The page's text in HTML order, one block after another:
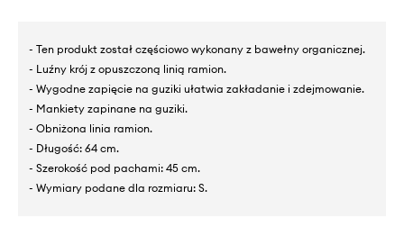
- Ten produkt został częściowo wykonany z bawełny organicznej.
- Luźny krój z opuszczoną linią ramion.
- Wygodne zapięcie na guziki ułatwia zakładanie i zdejmowanie.
- Mankiety zapinane na guziki.
- Obniżona linia ramion.
- Długość: 64 cm.
- Szerokość pod pachami: 45 cm.
- Wymiary podane dla rozmiaru: S.